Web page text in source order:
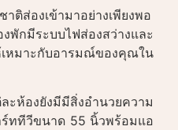
ติส่องเข้ามาอย่างเพียงพอ
กมีระบบไฟส่องสว่างและ
หมาะกับอารมณ์ของคุณใน
งยังมีมีสิ่งอำนวยความ
ททีวีขนาด 55 นิ้วพร้อมแอ